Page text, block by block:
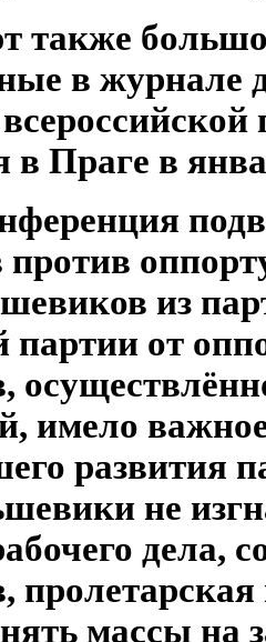
также
в журнале
в Праге в
из
партии от
имело
развития
не
дела,
массы на